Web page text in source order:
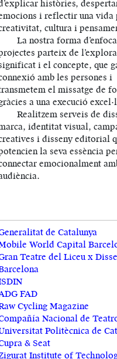
històries,
i reflectir una vida
cultura i
La nostra forma
parteix de
i el concepte, que
amb les persones i
el missatge de
a una execució
Realitzem serveis de
identitat visual,
i disseny editorial
la seva essència
emocionalment
de Catalunya
World Capital
Teatre del Liceu x
FAD
Cycling Magazine
Nacional de
Politècnica de
& Seat
Institute of